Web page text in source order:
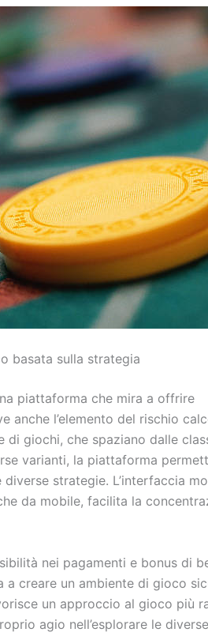
basata sulla strategia
piattaforma che mira a offrire
anche l’elemento del rischio
di giochi, che spaziano dalle
varianti, la piattaforma
strategie. L’interfaccia
da mobile, facilita la
nei pagamenti e bonus di
a creare un ambiente di gioco
un approccio al gioco più
agio nell’esplorare le